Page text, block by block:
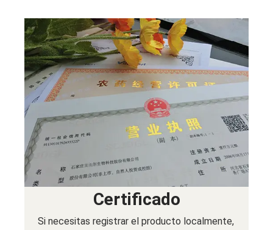
Certificado
Si necesitas registrar el producto localmente,